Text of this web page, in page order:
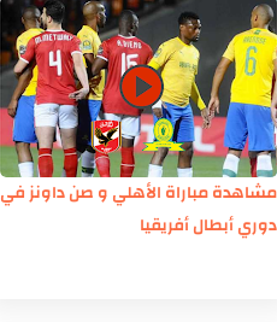
مشاهدة مباراة الأهلي و صن داونز في
دوري أبطال أفريقيا